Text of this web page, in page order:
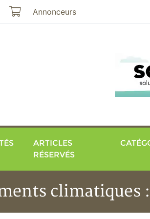
Mon panier
Annonceurs
ARTICLES
RÉSERVÉS
climatiques